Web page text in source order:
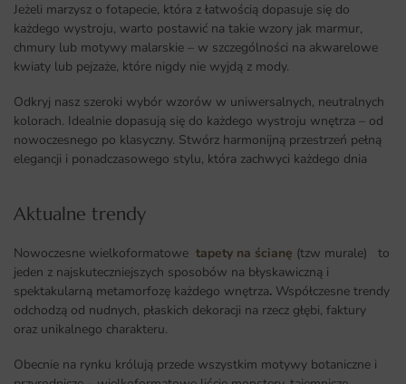
Jeżeli marzysz o fotapecie, która z łatwością dopasuje się do
każdego wystroju, warto postawić na takie wzory jak marmur,
chmury lub motywy malarskie – w szczególności na akwarelowe
kwiaty lub pejzaże, które nigdy nie wyjdą z mody.
Odkryj nasz szeroki wybór wzorów w uniwersalnych, neutralnych
kolorach. Idealnie dopasują się do każdego wystroju wnętrza – od
nowoczesnego po klasyczny. Stwórz harmonijną przestrzeń pełną
elegancji i ponadczasowego stylu, która zachwyci każdego dnia
Aktualne trendy​
Nowoczesne wielkoformatowe tapety na ścianę (tzw murale) to
jeden z najskuteczniejszych sposobów na błyskawiczną i
spektakularną metamorfozę każdego wnętrza. Współczesne trendy
odchodzą od nudnych, płaskich dekoracji na rzecz głębi, faktury
oraz unikalnego charakteru.
Obecnie na rynku królują przede wszystkim motywy botaniczne i